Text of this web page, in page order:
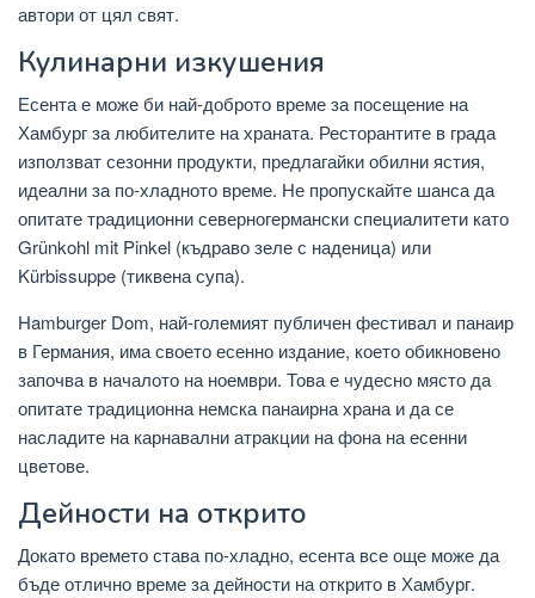
автори от цял ​​свят.
Кулинарни изкушения
Есента е може би най-доброто време за посещение на
Хамбург за любителите на храната. Ресторантите в града
използват сезонни продукти, предлагайки обилни ястия,
идеални за по-хладното време. Не пропускайте шанса да
опитате традиционни северногермански специалитети като
Grünkohl mit Pinkel (къдраво зеле с наденица) или
Kürbissuppe (тиквена супа).
Hamburger Dom, най-големият публичен фестивал и панаир
в Германия, има своето есенно издание, което обикновено
започва в началото на ноември. Това е чудесно място да
опитате традиционна немска панаирна храна и да се
насладите на карнавални атракции на фона на есенни
цветове.
Дейности на открито
Докато времето става по-хладно, есента все още може да
бъде отлично време за дейности на открито в Хамбург.